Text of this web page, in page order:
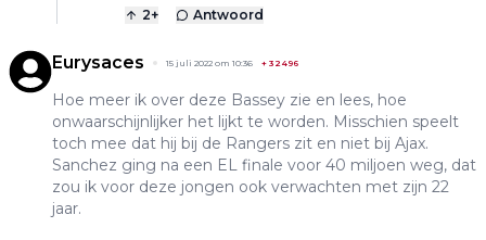
2+ Antwoord
Eurysaces 15 juli 2022 om 10:36 + 32496
Hoe meer ik over deze Bassey zie en lees, hoe
onwaarschijnlijker het lijkt te worden. Misschien speelt
toch mee dat hij bij de Rangers zit en niet bij Ajax.
Sanchez ging na een EL finale voor 40 miljoen weg, dat
zou ik voor deze jongen ook verwachten met zijn 22
jaar.